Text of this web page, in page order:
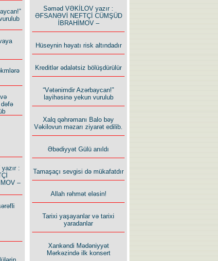
:
–
Səməd VƏKİLOV yazır :
ƏFSANƏVİ NEFTÇİ CÜMŞÜD
İBRAHİMOV –
Hüseynin həyatı risk altındadır
Kreditlər ədalətsiz bölüşdürülür
“Vətənimdir Azərbaycan!”
layihəsinə yekun vurulub
Xalq qəhrəmanı Balo bəy
Vəkilovun məzarı ziyarət edilib.
Əbədiyyət Gülü anıldı
Tamaşaçı sevgisi də mükafatdır
Allah rəhmət eləsin!
Tarixi yaşayanlar və tarixi
yaradanlar
Xankəndi Mədəniyyət
Mərkəzində ilk konsert